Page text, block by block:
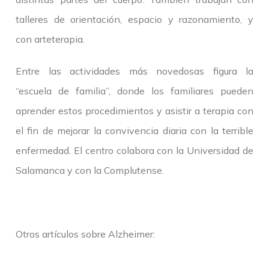
talleres de orientación, espacio y razonamiento, y
con arteterapia.
Entre las actividades más novedosas figura la
“escuela de familia”, donde los familiares pueden
aprender estos procedimientos y asistir a terapia con
el fin de mejorar la convivencia diaria con la terrible
enfermedad. El centro colabora con la Universidad de
Salamanca y con la Complutense.
Otros artículos sobre Alzheimer: